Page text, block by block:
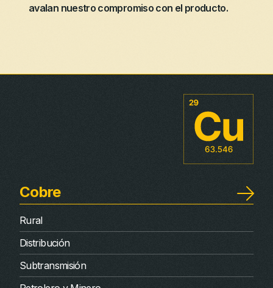
avalan nuestro compromiso con el producto.
Cobre
Rural
Distribución
Subtransmisión